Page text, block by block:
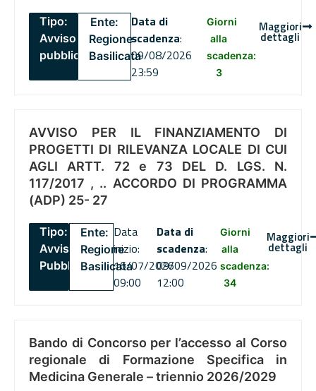
Tipo:
Avviso
pubblico
Ente:
Regione
Basilicata
Data di
scadenza:
09/08/2026
23:59
Giorni
alla
scadenza:
3
Maggiori
dettagli
AVVISO PER IL FINANZIAMENTO DI
PROGETTI DI RILEVANZA LOCALE DI CUI
AGLI ARTT. 72 e 73 DEL D. LGS. N.
117/2017 , .. ACCORDO DI PROGRAMMA
(ADP) 25- 27
Tipo:
Avviso
Pubblico
Ente:
Regione
Basilicata
Data
inizio:
16/07/2026
09:00
Data di
scadenza:
09/09/2026
12:00
Giorni
alla
scadenza:
34
Maggiori
dettagli
Bando di Concorso per l’accesso al Corso
regionale di Formazione Specifica in
Medicina Generale – triennio 2026/2029